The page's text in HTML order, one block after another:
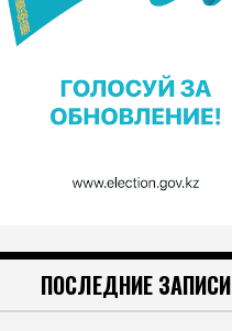
ПОСЛЕДНИЕ ЗАПИСИ